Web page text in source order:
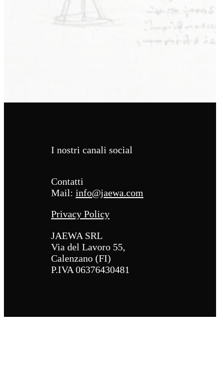
I nostri canali social
Contatti
Mail: info@jaewa.com
Privacy Policy
JAEWA SRL
Via del Lavoro 55,
Calenzano (FI)
P.IVA 06376430481